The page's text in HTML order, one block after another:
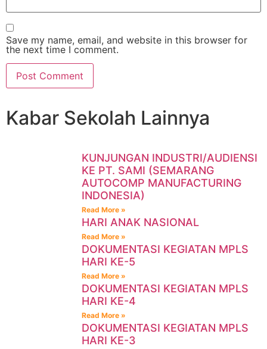
Save my name, email, and website in this browser for
the next time I comment.
Kabar Sekolah Lainnya
KUNJUNGAN INDUSTRI/AUDIENSI
KE PT. SAMI (SEMARANG
AUTOCOMP MANUFACTURING
INDONESIA)
Read More »
HARI ANAK NASIONAL
Read More »
DOKUMENTASI KEGIATAN MPLS
HARI KE-5
Read More »
DOKUMENTASI KEGIATAN MPLS
HARI KE-4
Read More »
DOKUMENTASI KEGIATAN MPLS
HARI KE-3